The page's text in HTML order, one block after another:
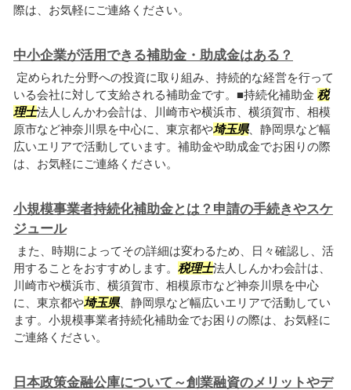
際は、お気軽にご連絡ください。
中小企業が活用できる補助金・助成金はある？
定められた分野への投資に取り組み、持続的な経営を行って
いる会社に対して支給される補助金です。■持続化補助金 税
理士法人しんかわ会計は、川崎市や横浜市、横須賀市、相模
原市など神奈川県を中心に、東京都や埼玉県、静岡県など幅
広いエリアで活動しています。補助金や助成金でお困りの際
は、お気軽にご連絡ください。
小規模事業者持続化補助金とは？申請の手続きやスケ
ジュール
また、時期によってその詳細は変わるため、日々確認し、活
用することをおすすめします。 税理士法人しんかわ会計は、
川崎市や横浜市、横須賀市、相模原市など神奈川県を中心
に、東京都や埼玉県、静岡県など幅広いエリアで活動してい
ます。小規模事業者持続化補助金でお困りの際は、お気軽に
ご連絡ください。
日本政策金融公庫について～創業融資のメリットやデ